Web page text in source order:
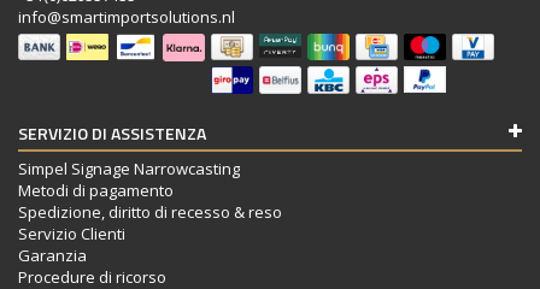
info@smartimportsolutions.nl
SERVIZIO DI ASSISTENZA
Simpel Signage Narrowcasting
Metodi di pagamento
Spedizione, diritto di recesso & reso
Servizio Clienti
Garanzia
Procedure di ricorso